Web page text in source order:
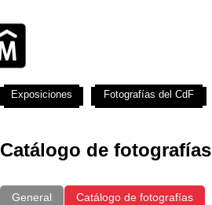
Catálogo de fotografías
General Catálogo de fotografías
Exposiciones Fotografías del CdF